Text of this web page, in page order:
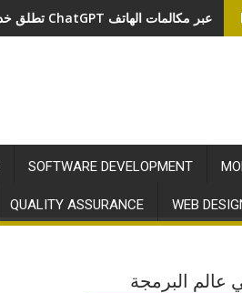
OpenAI تطلق خدمة الوصول إلى ChatGPT عبر مكالمات الهاتف
SOFTWARE DEVELOPMENT
WEB
QUALITY ASSURANCE